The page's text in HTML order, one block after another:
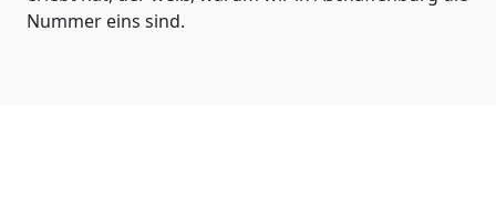
Nummer eins sind.